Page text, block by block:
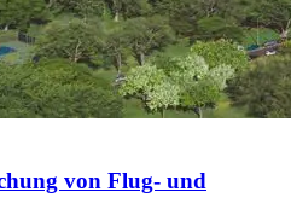
von Flug- und